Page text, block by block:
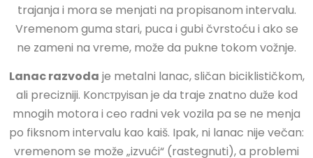
trajanja i mora se menjati na propisanom intervalu.
Vremenom guma stari, puca i gubi čvrstoću i ako se
ne zameni na vreme, može da pukne tokom vožnje.
Lanac razvoda je metalni lanac, sličan biciklističkom,
ali precizniji. Konструisan je da traje znatno duže kod
mnogih motora i ceo radni vek vozila pa se ne menja
po fiksnom intervalu kao kaiš. Ipak, ni lanac nije večan:
vremenom se može „izvući“ (rastegnuti), a problemi